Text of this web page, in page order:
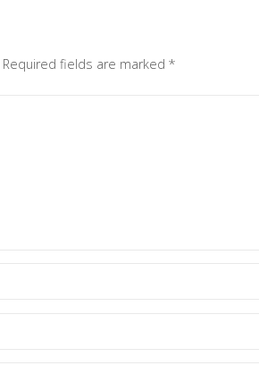
Required fields are marked *